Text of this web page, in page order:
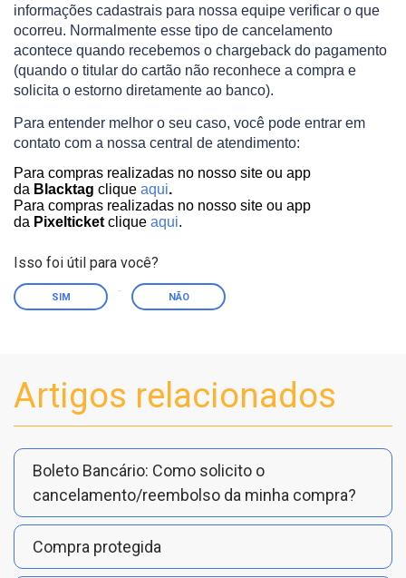
informações cadastrais para nossa equipe verificar o que
ocorreu. Normalmente esse tipo de cancelamento
acontece quando recebemos o chargeback do pagamento
(quando o titular do cartão não reconhece a compra e
solicita o estorno diretamente ao banco).
Para entender melhor o seu caso, você pode entrar em
contato com a nossa central de atendimento:
Para compras realizadas no nosso site ou app
da Blacktag clique aqui.
Para compras realizadas no nosso site ou app
da Pixelticket clique aqui.
Isso foi útil para você?
SIM NÃO
Artigos relacionados
Boleto Bancário: Como solicito o
cancelamento/reembolso da minha compra?
Compra protegida